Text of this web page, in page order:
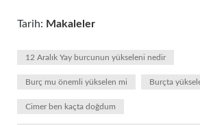
Tarih: Makaleler
12 Aralık Yay burcunun yükseleni nedir
Burç mu önemli yükselen mi Burçta
Cimer ben kaçta doğdum